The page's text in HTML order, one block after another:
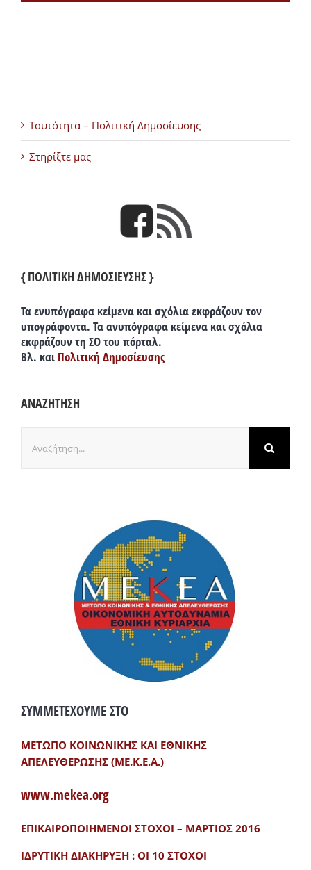
Ταυτότητα – Πολιτική Δημοσίευσης
Στηρίξτε μας
{ ΠΟΛΙΤΙΚΗ ΔΗΜΟΣΙΕΥΣΗΣ }
Τα ενυπόγραφα κείμενα και σχόλια εκφράζουν τον
υπογράφοντα. Τα ανυπόγραφα κείμενα και σχόλια
εκφράζουν τη ΣΟ του πόρταλ.
Βλ. και Πολιτική Δημοσίευσης
ΑΝΑΖΗΤΗΣΗ
για:
ΣΥΜΜΕΤΕΧΟΥΜΕ ΣΤΟ
ΜΕΤΩΠΟ ΚΟΙΝΩΝΙΚΗΣ ΚΑΙ ΕΘΝΙΚΗΣ
ΑΠΕΛΕΥΘΕΡΩΣΗΣ (ΜΕ.Κ.Ε.Α.)
www.mekea.org
ΕΠΙΚΑΙΡΟΠΟΙΗΜΕΝΟΙ ΣΤΟΧΟΙ – ΜΑΡΤΙΟΣ 2016
ΙΔΡΥΤΙΚΗ ΔΙΑΚΗΡΥΞΗ : ΟΙ 10 ΣΤΟΧΟΙ